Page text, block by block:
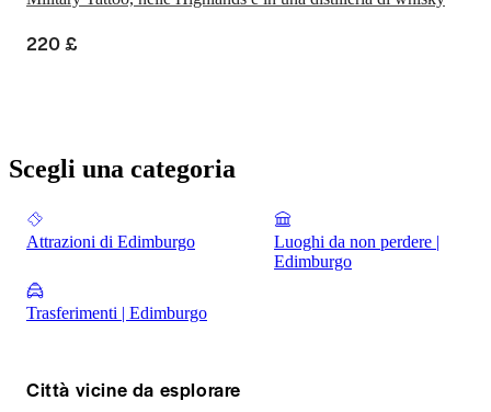
220 £
Scegli una categoria
Attrazioni di Edimburgo
Luoghi da non perdere |
Edimburgo
Trasferimenti | Edimburgo
Città vicine da esplorare